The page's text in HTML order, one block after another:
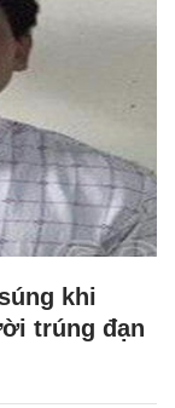
khi
trúng đạn